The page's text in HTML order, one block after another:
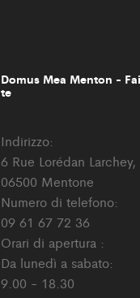
Domus Mea Menton -
te
Indirizzo:
6 Rue Lorédan Larchey,
06500 Mentone
Numero di telefono:
09 61 67 72 36
Orari di apertura :
Da lunedì a sabato:
9.00 - 18.30